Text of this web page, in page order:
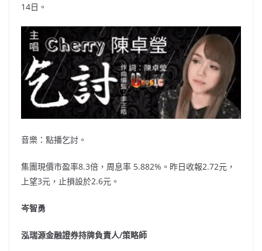
14日。
音樂：點播乞討。
集團現價市盈率8.3倍，周息率 5.882%。昨日收報2.72元，
上望3元，止損設於2.6元。
岑智勇
泓瑞源金融證券持牌負責人/策略師